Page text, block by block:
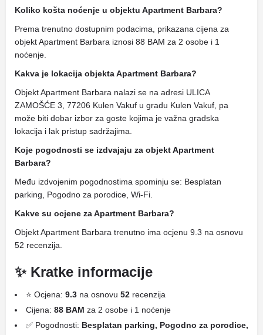
Koliko košta noćenje u objektu Apartment Barbara?
Prema trenutno dostupnim podacima, prikazana cijena za
objekt Apartment Barbara iznosi 88 BAM za 2 osobe i 1
noćenje.
Kakva je lokacija objekta Apartment Barbara?
Objekt Apartment Barbara nalazi se na adresi ULICA
ZAMOŠĆE 3, 77206 Kulen Vakuf u gradu Kulen Vakuf, pa
može biti dobar izbor za goste kojima je važna gradska
lokacija i lak pristup sadržajima.
Koje pogodnosti se izdvajaju za objekt Apartment
Barbara?
Među izdvojenim pogodnostima spominju se: Besplatan
parking, Pogodno za porodice, Wi-Fi.
Kakve su ocjene za Apartment Barbara?
Objekt Apartment Barbara trenutno ima ocjenu 9.3 na osnovu
52 recenzija.
✨ Kratke informacije
⭐ Ocjena: 9.3 na osnovu 52 recenzija
Cijena: 88 BAM za 2 osobe i 1 noćenje
✅ Pogodnosti: Besplatan parking, Pogodno za porodice,